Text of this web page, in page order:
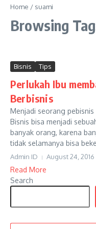
Home / suami
Browsing
Bisnis Tips
Perlukah Ibu
Berbisnis
Menjadi seorang
Bisnis bisa menjadi
banyak orang, karena
tidak selamanya bisa
Admin ID August 24, 2016
Read More
Search